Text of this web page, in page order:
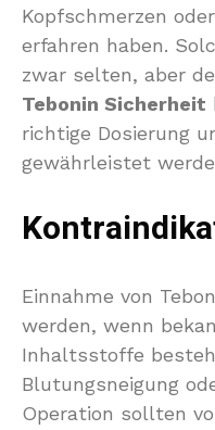
Kopfschmerzen
erfahren haben.
zwar selten, aber
Tebonin Sicherheit
richtige Dosierung
gewährleistet
Einnahme von
werden, wenn
Inhaltsstoffe
Blutungsneigung
Operation sollten